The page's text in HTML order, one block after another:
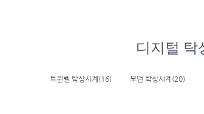
디지털 탁
트윈벨 탁상시계(16) 모던 탁상시계(20)